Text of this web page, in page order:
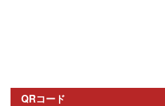
QRコード